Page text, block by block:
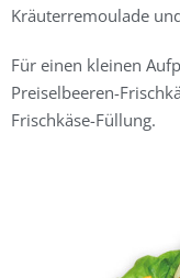
Kräuterremoulade
Für einen kleinen
Preiselbeeren-
Frischkäse-Füllung.